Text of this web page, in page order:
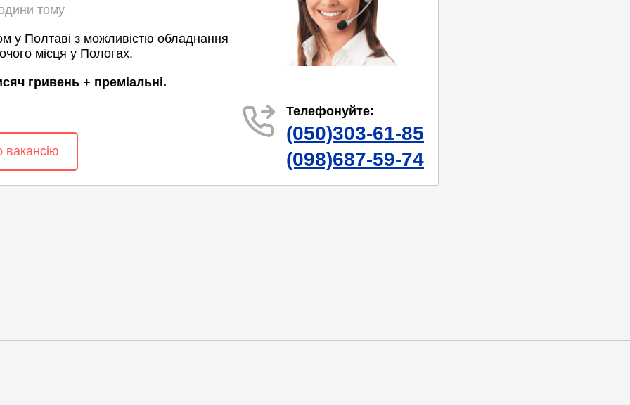
тому
у Полтаві з можливістю обладнання
місця у Пологах.
гривень + преміальні.
вакансію
Телефонуйте:
(050)303-61-85
(098)687-59-74